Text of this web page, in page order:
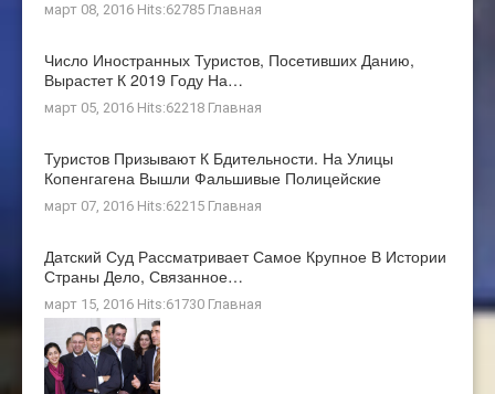
март 08, 2016 Hits:62785 Главная
Число Иностранных Туристов, Посетивших Данию,
Вырастет К 2019 Году На…
март 05, 2016 Hits:62218 Главная
Туристов Призывают К Бдительности. На Улицы
Копенгагена Вышли Фальшивые Полицейские
март 07, 2016 Hits:62215 Главная
Датский Суд Рассматривает Самое Крупное В Истории
Страны Дело, Связанное…
март 15, 2016 Hits:61730 Главная